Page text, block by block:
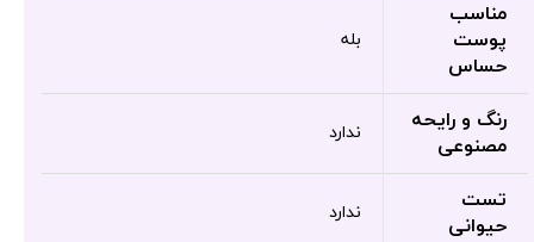
مناسب
پوست
حساس
بله
رنگ و رایحه
مصنوعی
ندارد
تست
حیوانی
ندارد